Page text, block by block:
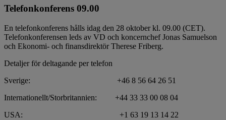
Telefonkonferens 09.00
En telefonkonferens hålls idag den 28 oktober kl. 09.00 (CET).
Telefonkonferensen leds av VD och koncernchef Jonas Samuelson
och Ekonomi- och finansdirektör Therese Friberg.
Detaljer för deltagande per telefon
Sverige: +46 8 56 64 26 51
Internationellt/Storbritannien: +44 33 33 00 08 04
USA: +1 63 19 13 14 22